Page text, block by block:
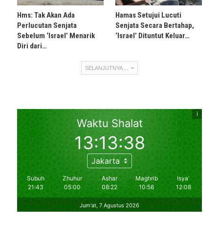
Hms: Tak Akan Ada
Perlucutan Senjata
Sebelum ‘Israel’ Menarik
Diri dari…
Hamas Setujui Lucuti
Senjata Secara Bertahap,
‘Israel’ Dituntut Keluar…
SELANJUTNYA ...